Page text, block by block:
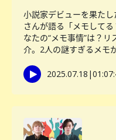
小説家デビューを果た
さんが語る「メモして
なたの“メモ事情”は？
介。2人の謎すぎるメモ
2025.07.18 |